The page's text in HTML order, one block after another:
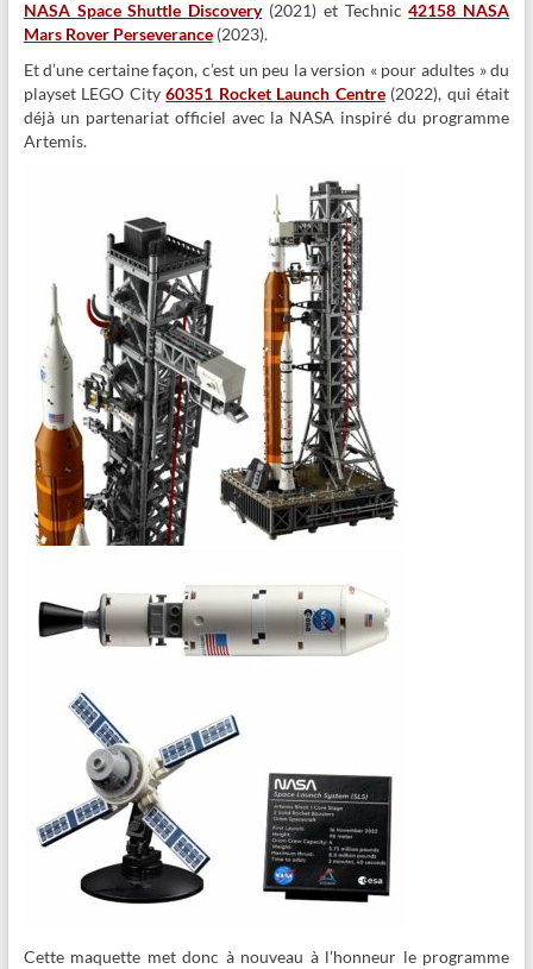
NASA Space Shuttle Discovery(2021) et Technic42158 NASA
Mars Rover Perseverance(2023).
Et d’une certaine façon, c’est un peu la version « pour adultes » du
playset LEGO City60351 Rocket Launch Centre(2022), qui était
déjà un partenariat officiel avec la NASA inspiré du programme
Artemis.
Cette maquette met donc à nouveau à l’honneur le programme